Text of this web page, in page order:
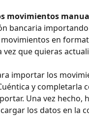
movimientos
bancaria
en
vez que quieras
importar los
y completarla
Una vez hecho,
los datos en la